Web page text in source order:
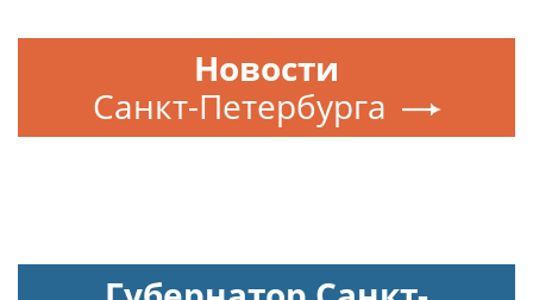
Новости
Санкт-Петербурга